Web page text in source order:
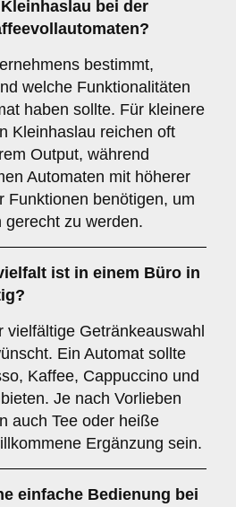
bei der
bestimmt,
welche Funktionalitäten
haben sollte. Für kleinere
Kleinhaslau reichen oft
Output, während
Automaten mit höherer
Funktionen benötigen, um
gerecht zu werden.
ist in einem Büro in
vielfältige Getränkeauswahl
Ein Automat sollte
Kaffee, Cappuccino und
Je nach Vorlieben
auch Tee oder heiße
Ergänzung sein.
einfache Bedienung bei